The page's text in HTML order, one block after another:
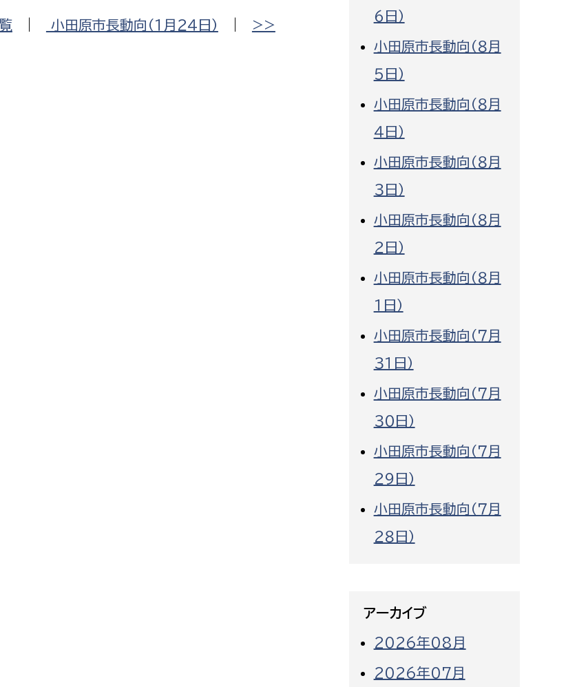
救急課
消防課
警防第1課
警防第2課
監査事務局
監査事務局
| 小田原市長動向（１月２４日） >>
６日）
小田原市長動向（８月
５日）
小田原市長動向（８月
４日）
小田原市長動向（８月
３日）
小田原市長動向（８月
２日）
小田原市長動向（８月
１日）
小田原市長動向（７月
３１日）
小田原市長動向（７月
３０日）
小田原市長動向（７月
２９日）
小田原市長動向（７月
２８日）
アーカイブ
2026年08月
2026年07月